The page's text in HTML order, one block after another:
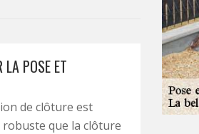
LA POSE ET
de clôture est
robuste que la clôture